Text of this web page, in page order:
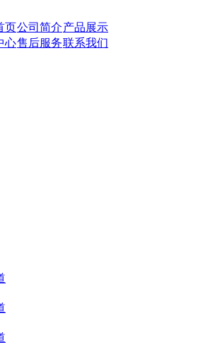
页公司简介产品展示
心售后服务联系我们